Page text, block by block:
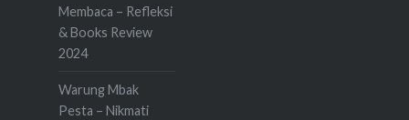
Membaca – Refleksi
& Books Review
2024
Warung Mbak
Pesta – Nikmati